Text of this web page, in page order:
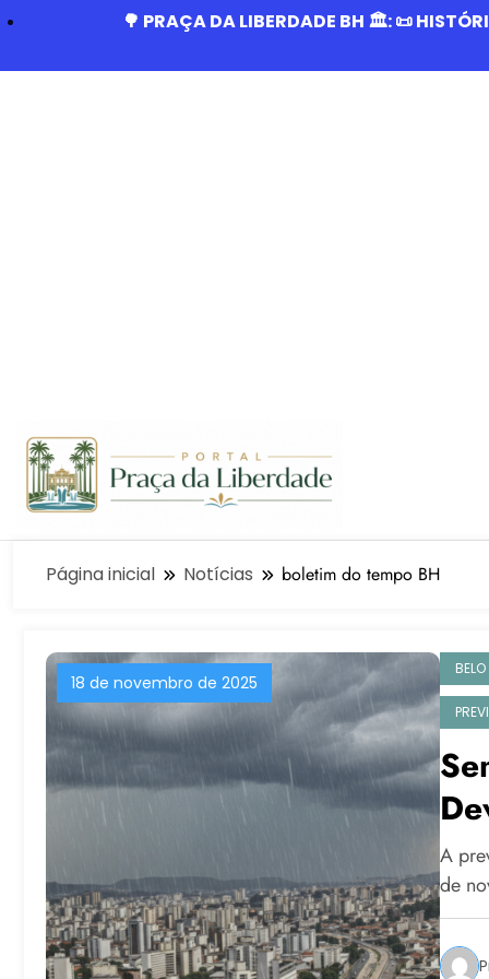
🌳 PRAÇA DA LIBERDADE BH 🏛️: 📜
Página inicial Notícias boletim do tempo BH
18 de novembro de 2025
A
de